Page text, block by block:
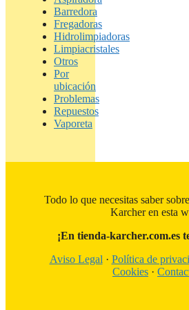
Barredora
Fregadoras
Hidrolimpiadoras
Limpiacristales
Otros
Por
ubicación
Problemas
Repuestos
Vaporeta
Todo lo que necesitas saber
Karcher en esta
¡En tienda-karcher.com.es
Aviso Legal · Política de
Cookies ·